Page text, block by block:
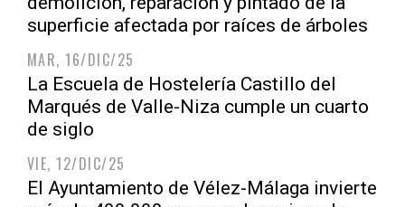
superficie afectada por raíces de árboles
MAR, 16/DIC/25
La Escuela de Hostelería Castillo del
Marqués de Valle-Niza cumple un cuarto
de siglo
VIE, 12/DIC/25
El Ayuntamiento de Vélez-Málaga invierte